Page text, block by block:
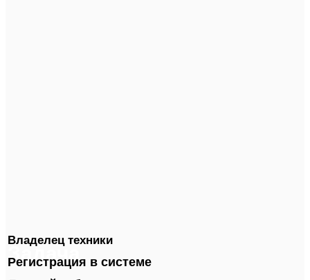
Задача
Владелец техники
Регистрация в системе